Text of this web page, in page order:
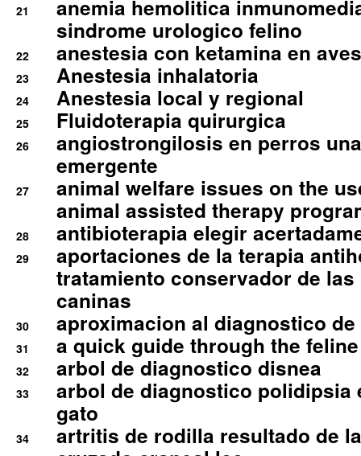
21
anemia hemolitica
sindrome urologico felino
22 anestesia con ketamina en
23 Anestesia inhalatoria
24 Anestesia local y regional
25 Fluidoterapia quirurgica
26
angiostrongilosis en perros
emergente
27
animal welfare issues on the
animal assisted therapy
28 antibioterapia elegir
29
aportaciones de la terapia
tratamiento conservador de
caninas
30 aproximacion al diagnostico
31 a quick guide through the
32 arbol de diagnostico disnea
33
arbol de diagnostico polidipsia
gato
34
artritis de rodilla resultado de